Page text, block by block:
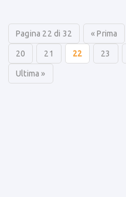
Pagina 22 di 32 « Prima
20 21 22 23
Ultima »